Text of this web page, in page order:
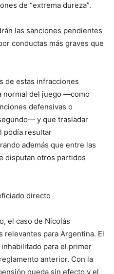
de “extrema dureza”.
las sanciones pendientes
conductas más graves que
de estas infracciones
normal del juego —como
defensivas o
y que trasladar
podía resultar
además que entre las
disputan otros partidos
directo
el caso de Nicolás
relevantes para Argentina. El
para el primer
anterior. Con la
queda sin efecto y el